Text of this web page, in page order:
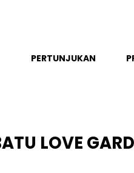
PERTUNJUKAN
LOVE